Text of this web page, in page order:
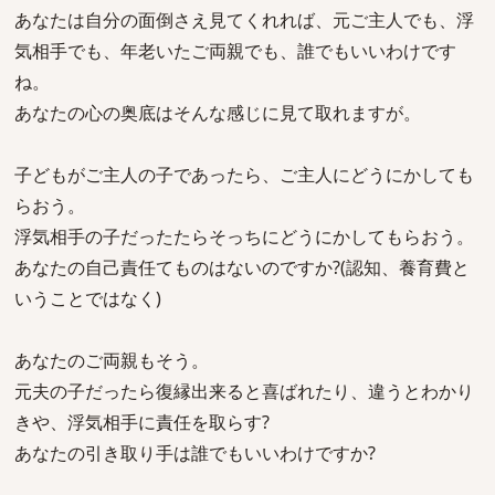
あなたは自分の面倒さえ見てくれれば、元ご主人でも、浮
気相手でも、年老いたご両親でも、誰でもいいわけです
ね。
あなたの心の奥底はそんな感じに見て取れますが。
子どもがご主人の子であったら、ご主人にどうにかしても
らおう。
浮気相手の子だったたらそっちにどうにかしてもらおう。
あなたの自己責任てものはないのですか?(認知、養育費と
いうことではなく)
あなたのご両親もそう。
元夫の子だったら復縁出来ると喜ばれたり、違うとわかり
きや、浮気相手に責任を取らす?
あなたの引き取り手は誰でもいいわけですか?